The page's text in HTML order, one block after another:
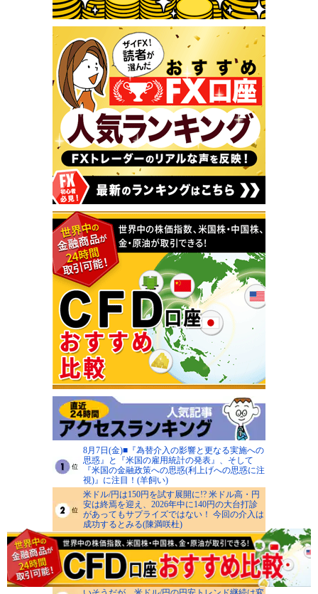
8月7日(金)■『為替介入の影響と更なる実施への
思惑』と『米国の雇用統計の発表』、そして
『米国の金融政策への思惑(利上げへの思惑に注
視)』に注目！(羊飼い)
米ドル/円は150円を試す展開に!? 米ドル高・円
安は終焉を迎え、2026年中に140円の大台打診
があってもサプライズではない！ 今回の介入は
成功するとみる(陳満咲杜)
米ドル/円の160～162円台は日米当局の防衛ライ
ンに！ GW介入時安値155円、神田シーリング
152円が下値めど、押し目買いから戻り売り戦
略へ(西原宏一)
日米協調介入の影響で円は一時的に方向感を失